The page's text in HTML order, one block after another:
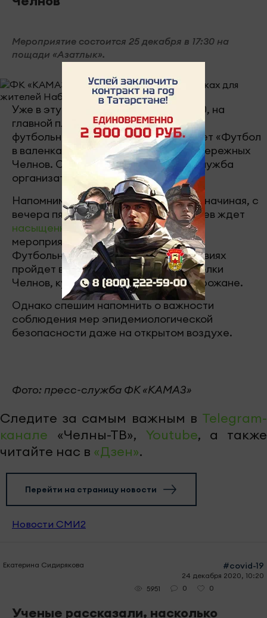
Мероприятие состоится 25 декабря в 17:30 на
пощади «Азатлык».
Уже в эту пятницу, 25 декабря, в 17:30, на
главной площади города
футбольный клуб «КАМАЗ» организует «Футбол
в валенках» на главной площади Набережных
Челнов. Об этом сообщила пресс-служба
организатора мероприятия.
Напомним, ранее мы сообщали, что, начиная, с
вечера пятницы 25 декабря, челнинцев ждет
насыщенная новогодняя программа
мероприятий на площади «Азатлык».
Футбольный матч в интересных условиях
пройдет в рамках открытия главной елки
Челнов, куда и приглашаются все горожане.
Однако спешим напомнить о важности
соблюдения мер эпидемиологической
безопасности даже на открытом воздухе.
Фото: пресс-служба ФК «КАМАЗ»
Следите за самым важным в Telegram-
канале «Челны-ТВ», Youtube, а также
читайте нас в «Дзен».
Перейти на страницу новости
Новости СМИ2
Екатерина Сидирякова #covid-19
24 декабря 2020, 10:20
5951
0 0
Ученые рассказали, насколько